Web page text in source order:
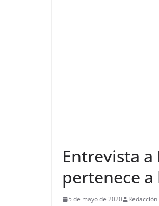
Entrevista
pertenece
5 de mayo de 2020 Redacción